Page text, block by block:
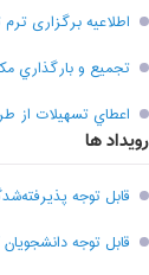
اطلاعیه برگزاری ترم تابستان سال
تجميع و بارگذاري
اعطاي تسهيلات از
رویداد ها
قابل توجه پذیرفته‌شدگان
قابل توجه